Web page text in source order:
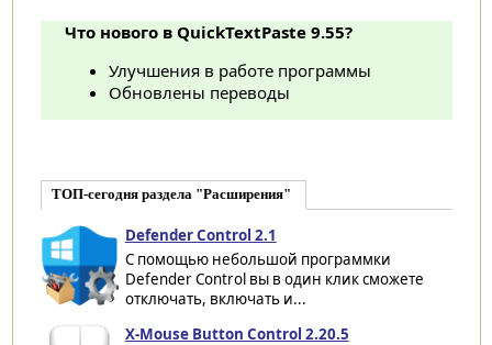
Что нового в QuickTextPaste 9.55?
Улучшения в работе программы
Обновлены переводы
ТОП-сегодня раздела "Расширения"
Defender Control 2.1
С помощью небольшой программки
Defender Control вы в один клик сможете
отключать, включать и...
X-Mouse Button Control 2.20.5